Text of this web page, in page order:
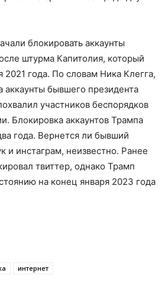
блокировать аккаунты
штурма Капитолия, который
2021 года. По словам Ника Клегга,
аккаунты бывшего президента
участников беспорядков
Блокировка аккаунтов Трампа
года. Вернется ли бывший
и инстаграм, неизвестно. Ранее
твиттер, однако Трамп
на конец января 2023 года
интернет